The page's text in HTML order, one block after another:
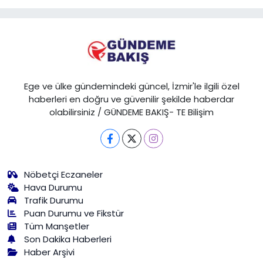
Ege ve ülke gündemindeki güncel, İzmir'le ilgili özel
haberleri en doğru ve güvenilir şekilde haberdar
olabilirsiniz / GÜNDEME BAKIŞ- TE Bilişim
Nöbetçi Eczaneler
Hava Durumu
Trafik Durumu
Puan Durumu ve Fikstür
Tüm Manşetler
Son Dakika Haberleri
Haber Arşivi